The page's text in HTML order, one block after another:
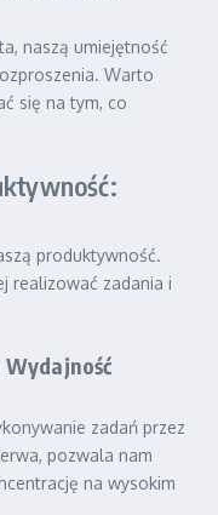
naszą umiejętność
Warto
się na tym, co
produktywność.
realizować zadania i
zadań przez
pozwala nam
na wysokim